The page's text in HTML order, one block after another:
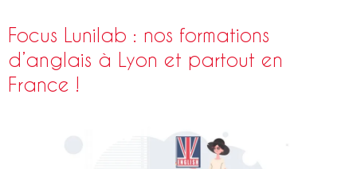
Focus Lunilab : nos formations
d’anglais à Lyon et partout en
France !